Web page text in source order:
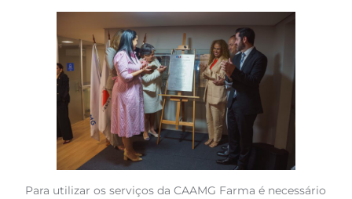
Para utilizar os serviços da CAAMG Farma é necessário